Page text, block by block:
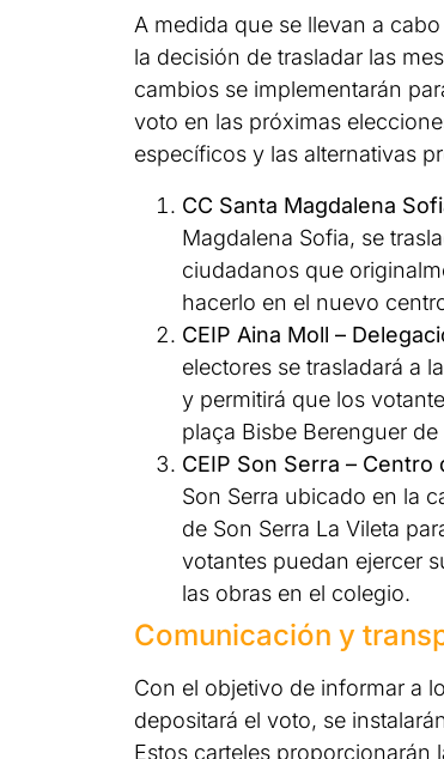
A medida que se llevan a
la decisión de trasladar las
cambios se implementarán
voto en las próximas
específicos y las alternativas
CC Santa Magdalena
Magdalena Sofia, se
ciudadanos que
hacerlo en el nuevo
CEIP Aina Moll –
electores se trasladará a
y permitirá que los
plaça Bisbe Berenguer de
CEIP Son Serra –
Son Serra ubicado en la
de Son Serra La Vileta
votantes puedan ejercer
las obras en el colegio.
Comunicación y
Con el objetivo de informar a
depositará el voto, se
Estos carteles